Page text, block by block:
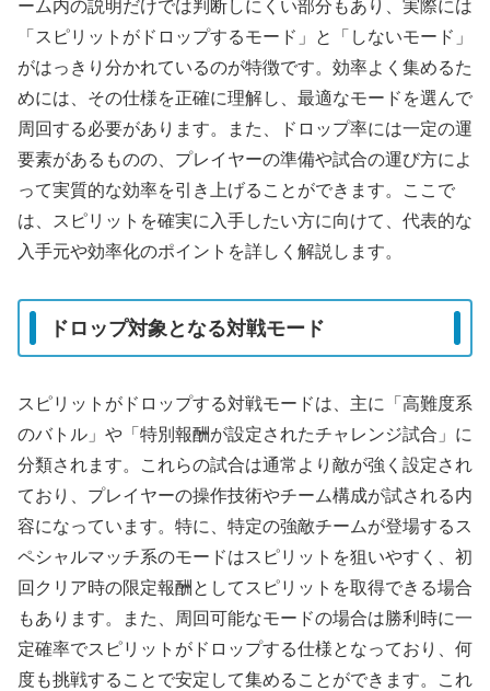
ーム内の説明だけでは判断しにくい部分もあり、実際には
「スピリットがドロップするモード」と「しないモード」
がはっきり分かれているのが特徴です。効率よく集めるた
めには、その仕様を正確に理解し、最適なモードを選んで
周回する必要があります。また、ドロップ率には一定の運
要素があるものの、プレイヤーの準備や試合の運び方によ
って実質的な効率を引き上げることができます。ここで
は、スピリットを確実に入手したい方に向けて、代表的な
入手元や効率化のポイントを詳しく解説します。
ドロップ対象となる対戦モード
スピリットがドロップする対戦モードは、主に「高難度系
のバトル」や「特別報酬が設定されたチャレンジ試合」に
分類されます。これらの試合は通常より敵が強く設定され
ており、プレイヤーの操作技術やチーム構成が試される内
容になっています。特に、特定の強敵チームが登場するス
ペシャルマッチ系のモードはスピリットを狙いやすく、初
回クリア時の限定報酬としてスピリットを取得できる場合
もあります。また、周回可能なモードの場合は勝利時に一
定確率でスピリットがドロップする仕様となっており、何
度も挑戦することで安定して集めることができます。これ